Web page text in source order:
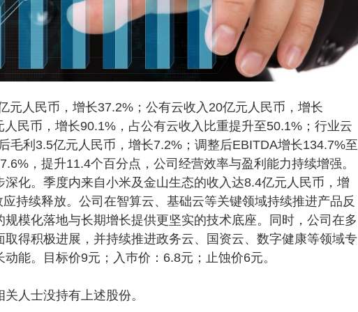
人民币，增长37.2%；公有云收入20亿元人民币，增长
民币，增长90.1%，占公有云收入比重提升至50.1%；行业云
毛利3.5亿元人民币，增长7.2%；调整后EBITDA增长134.7%至
，提升11.4个百分点，公司经营效率与盈利能力持续增强。
化。季度内来自小米及金山生态的收入达8.4亿元人民币，增
持续释放。公司在智算云、基础云等关键领域持续推进产品反
模化落地与长期增长提供更坚实的技术底座。同时，公司在多
得积极进展，并持续推进政务云、国资云、数字健康等领域专
能。目标价9元；入巿价：6.8元；止蚀价6元。
人士没持有上述股份。